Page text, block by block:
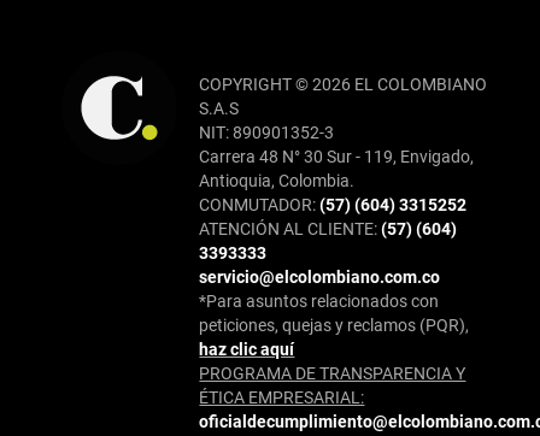
COPYRIGHT © 2026 EL COLOMBIANO
S.A.S
NIT: 890901352-3
Carrera 48 N° 30 Sur - 119, Envigado,
Antioquia, Colombia.
CONMUTADOR:(57) (604) 3315252
ATENCIÓN AL CLIENTE:(57) (604)
3393333
servicio@elcolombiano.com.co
*Para asuntos relacionados con
peticiones, quejas y reclamos (PQR),
haz clic aquí
PROGRAMA DE TRANSPARENCIA Y
ÉTICA EMPRESARIAL: